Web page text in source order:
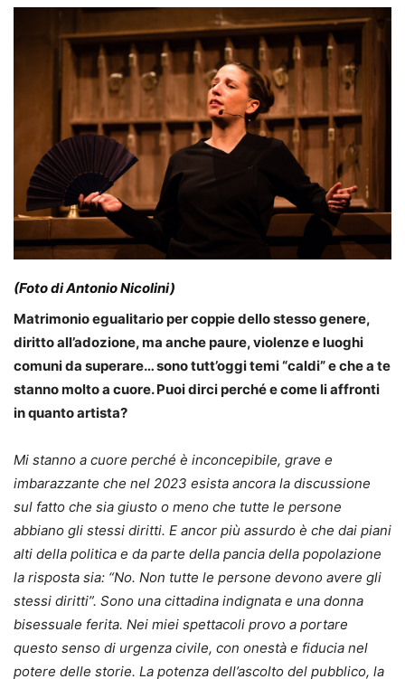
(Foto di Antonio Nicolini)
Matrimonio egualitario per coppie dello stesso genere,
diritto all’adozione, ma anche paure, violenze e luoghi
comuni da superare… sono tutt’oggi temi “caldi” e che a te
stanno molto a cuore. Puoi dirci perché e come li affronti
in quanto artista?
Mi stanno a cuore perché è inconcepibile, grave e
imbarazzante che nel 2023 esista ancora la discussione
sul fatto che sia giusto o meno che tutte le persone
abbiano gli stessi diritti. E ancor più assurdo è che dai piani
alti della politica e da parte della pancia della popolazione
la risposta sia: “No. Non tutte le persone devono avere gli
stessi diritti”. Sono una cittadina indignata e una donna
bisessuale ferita. Nei miei spettacoli provo a portare
questo senso di urgenza civile, con onestà e fiducia nel
potere delle storie. La potenza dell’ascolto del pubblico, la